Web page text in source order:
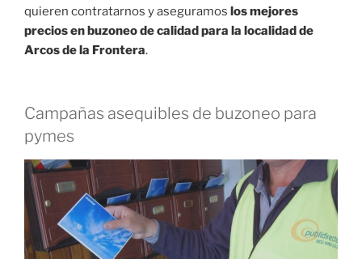
quieren contratarnos y aseguramos los mejores
precios en buzoneo de calidad para la localidad de
Arcos de la Frontera.
Campañas asequibles de buzoneo para
pymes